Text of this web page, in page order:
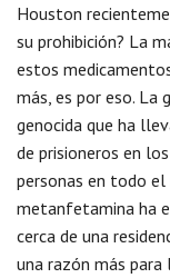
Houston
su prohibición? La
estos
más, es por eso. La
genocida que ha
de prisioneros en
personas en todo
metanfetamina ha
cerca de una
una razón más para